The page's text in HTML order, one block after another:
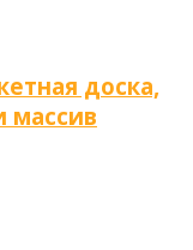
доска,
массив